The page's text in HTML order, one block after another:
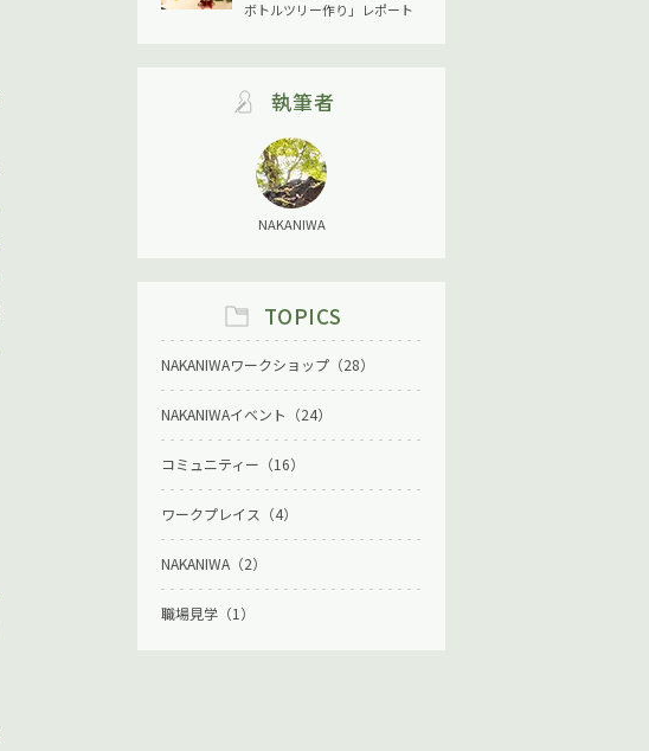
ボトルツリー作り」レポート
執筆者
NAKANIWA
TOPICS
NAKANIWAワークショップ（28）
NAKANIWAイベント（24）
コミュニティー（16）
ワークプレイス（4）
NAKANIWA（2）
職場見学（1）